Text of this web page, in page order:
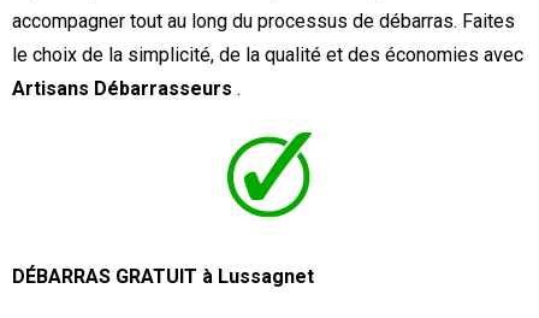
accompagner tout au long du processus de débarras. Faites
le choix de la simplicité, de la qualité et des économies avec
Artisans Débarrasseurs .
DÉBARRAS GRATUIT à Lussagnet